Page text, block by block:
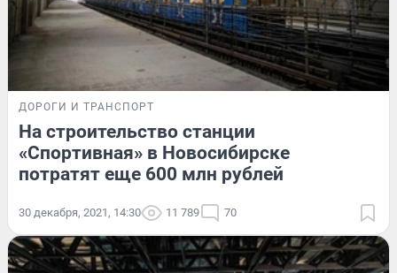
ДОРОГИ И ТРАНСПОРТ
На строительство станции
«Спортивная» в Новосибирске
потратят еще 600 млн рублей
30 декабря, 2021, 14:30 11 789 70